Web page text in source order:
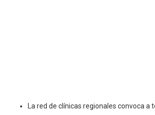
La red de clínicas regionales convoca a